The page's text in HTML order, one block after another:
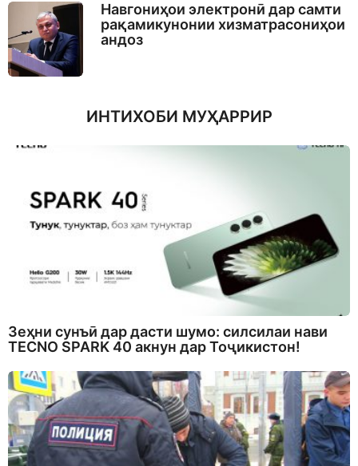
Навгониҳои электронӣ дар самти
рақамикунонии хизматрасониҳои
андоз
ИНТИХОБИ МУҲАРРИР
Зеҳни сунъӣ дар дасти шумо: силсилаи нави
TECNO SPARK 40 акнун дар Тоҷикистон!